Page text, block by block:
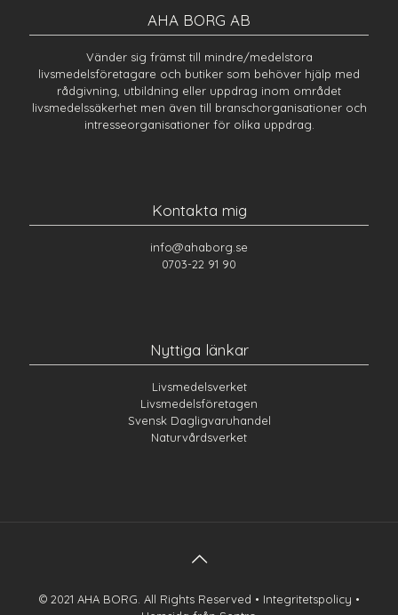
AHA BORG AB
Vänder sig främst till mindre/medelstora
livsmedelsföretagare och butiker som behöver hjälp med
rådgivning, utbildning eller uppdrag inom området
livsmedelssäkerhet men även till branschorganisationer och
intresseorganisationer för olika uppdrag.
Kontakta mig
info@ahaborg.se
0703-22 91 90
Nyttiga länkar
Livsmedelsverket
Livsmedelsföretagen
Svensk Dagligvaruhandel
Naturvårdsverket
© 2021 AHA BORG. All Rights Reserved • Integritetspolicy •